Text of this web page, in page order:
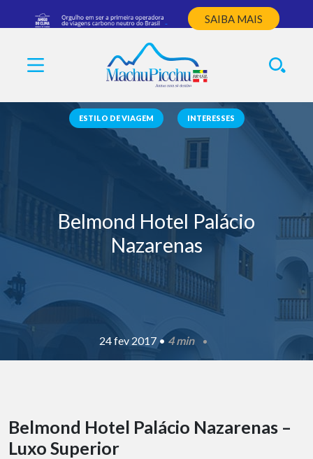
SAIBA MAIS
ESTILO DE VIAGEM INTERESSES
Belmond Hotel Palácio
Nazarenas
24 fev 2017 • 4 min
Belmond Hotel Palácio Nazarenas –
Luxo Superior